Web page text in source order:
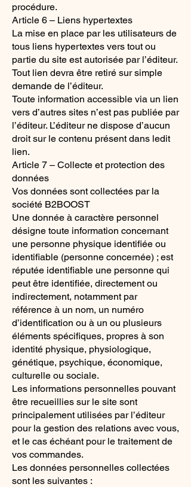
procédure.
Article 6 – Liens hypertextes
La mise en place par les utilisateurs de
tous liens hypertextes vers tout ou
partie du site est autorisée par l’éditeur.
Tout lien devra être retiré sur simple
demande de l’éditeur.
Toute information accessible via un lien
vers d’autres sites n’est pas publiée par
l’éditeur. L’éditeur ne dispose d’aucun
droit sur le contenu présent dans ledit
lien.
Article 7 – Collecte et protection des
données
Vos données sont collectées par la
société B2BOOST
Une donnée à caractère personnel
désigne toute information concernant
une personne physique identifiée ou
identifiable (personne concernée) ; est
réputée identifiable une personne qui
peut être identifiée, directement ou
indirectement, notamment par
référence à un nom, un numéro
d’identification ou à un ou plusieurs
éléments spécifiques, propres à son
identité physique, physiologique,
génétique, psychique, économique,
culturelle ou sociale.
Les informations personnelles pouvant
être recueillies sur le site sont
principalement utilisées par l’éditeur
pour la gestion des relations avec vous,
et le cas échéant pour le traitement de
vos commandes.
Les données personnelles collectées
sont les suivantes :